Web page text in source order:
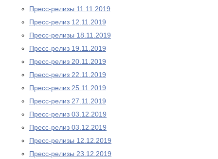
Пресс-релизы 11.11.2019
Пресс-релиз 12.11.2019
Пресс-релизы 18.11.2019
Пресс-релиз 19.11.2019
Пресс-релиз 20.11.2019
Пресс-релиз 22.11.2019
Пресс-релиз 25.11.2019
Пресс-релиз 27.11.2019
Пресс-релиз 03.12.2019
Пресс-релиз 03.12.2019
Пресс-релизы 12.12.2019
Пресс-релизы 23.12.2019